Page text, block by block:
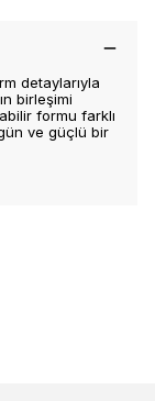
detaylarıyla
birleşimi
formu farklı
ve güçlü bir